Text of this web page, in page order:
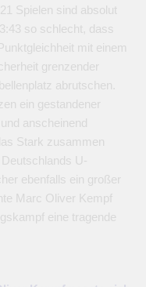
Spielen sind absolut
so schlecht, dass
mit einem
grenzender
abrutschen.
ein gestandener
anscheinend
Stark zusammen
U-
ebenfalls ein großer
Marc Oliver Kempf
eine tragende